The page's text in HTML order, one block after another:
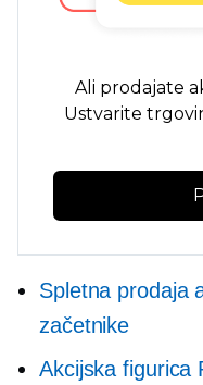
Ali prodajate
Ustvarite
Spletna prodaja
začetnike
Akcijska figurica